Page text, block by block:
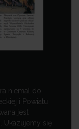
niemal do
i Powiatu
jest
Ukazujemy się